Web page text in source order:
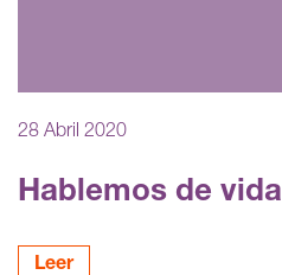
28 Abril 2020
Hablemos de vida
Leer